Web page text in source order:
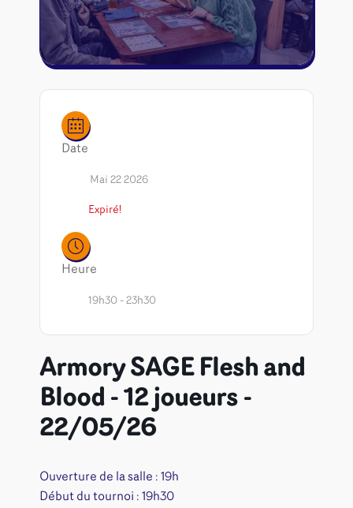
Naruto Mythos
Autres
Tapis de jeu
Date
Mai 22 2026
Expiré!
Heure
19h30 - 23h30
Armory SAGE Flesh and
Blood - 12 joueurs -
22/05/26
Ouverture de la salle : 19h
Début du tournoi : 19h30